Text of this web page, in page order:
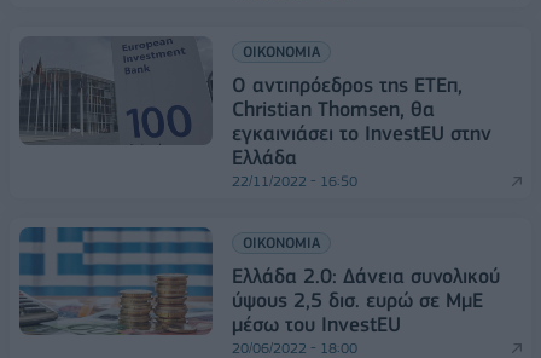
ΟΙΚΟΝΟΜΙΑ
Ο αντιπρόεδρος της ΕΤΕπ,
Christian Thomsen, θα
εγκαινιάσει το InvestEU στην
Ελλάδα
22/11/2022 - 16:50
ΟΙΚΟΝΟΜΙΑ
Ελλάδα 2.0: Δάνεια συνολικού
ύψους 2,5 δισ. ευρώ σε ΜμΕ
μέσω του InvestEU
20/06/2022 - 18:00